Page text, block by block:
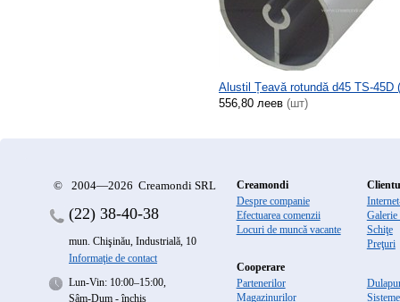
Alustil Țeavă rotundă d45 TS-45D
556,80 леев (шт)
© 2004—2026 Creamondi SRL
(22) 38-40-38
mun. Chişinău, Industrială, 10
Informaţie de contact
Lun-Vin: 10:00–15:00,
Sâm-Dum - închis
Creamondi
Despre companie
Efectuarea comenzii
Locuri de muncă vacante
Schiţe
Preţuri
Cooperare
Partenerilor
Magazinurilor